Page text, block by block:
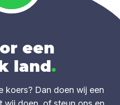
een
land.
koers? Dan doen wij een